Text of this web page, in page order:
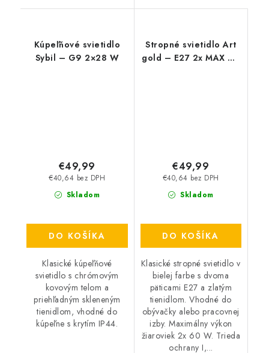
Kúpeľňové svietidlo
Sybil – G9 2×28 W
Skladom
€40,64 bez DPH
€49,99
DO KOŠÍKA
Klasické kúpeľňové
svietidlo s chrómovým
kovovým telom a
priehľadným skleneným
tienidlom, vhodné do
kúpeľne s krytím IP44.
Stropné svietidlo Art
gold – E27 2x MAX 60
Skladom
€40,64 bez DPH
€49,99
DO KOŠÍKA
Klasické stropné svietidlo v
bielej farbe s dvoma
päticami E27 a zlatým
tienidlom. Vhodné do
obývačky alebo pracovnej
izby. Maximálny výkon
žiaroviek 2x 60 W. Trieda
ochrany I,...